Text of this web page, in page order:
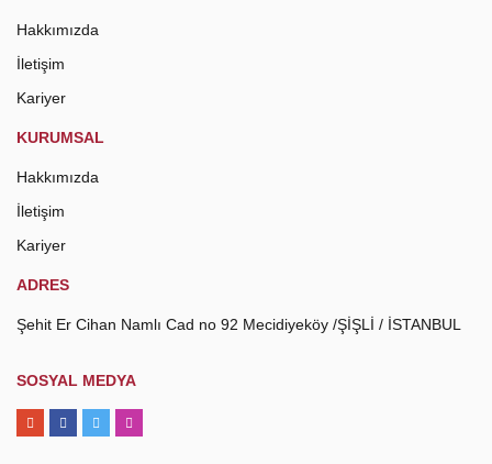
Hakkımızda
İletişim
Kariyer
KURUMSAL
Hakkımızda
İletişim
Kariyer
ADRES
Şehit Er Cihan Namlı Cad no 92 Mecidiyeköy /ŞİŞLİ / İSTANBUL
SOSYAL MEDYA